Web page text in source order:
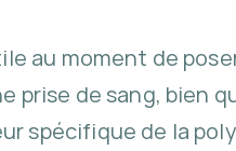
au moment de
prise de sang, bien
spécifique de la